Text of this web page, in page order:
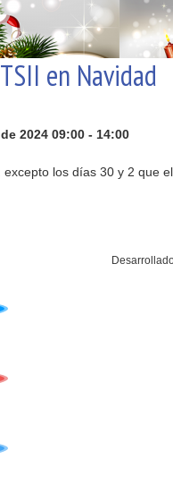
en Navidad
2024 09:00 - 14:00
los días 30 y 2 que